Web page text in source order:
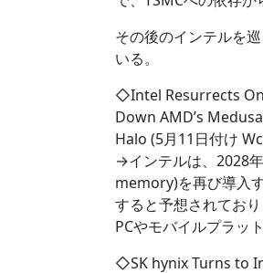
その後のインテルを
いる。
◇Intel Resurrects
Down AMD’s
Halo (5月11日付け
→インテルは、2028
memory)を再び導入
すると予想されてお
PCやモバイルプラッ
◇SK hynix Turns to